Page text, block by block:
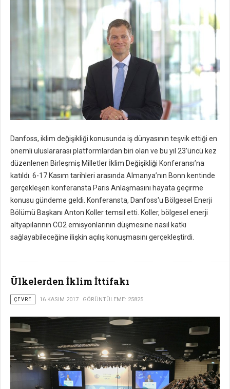
Danfoss, iklim değişikliği konusunda iş dünyasının teşvik ettiği en
önemli uluslararası platformlardan biri olan ve bu yıl 23’üncü kez
düzenlenen Birleşmiş Milletler İklim Değişikliği Konferansı’na
katıldı. 6-17 Kasım tarihleri arasında Almanya’nın Bonn kentinde
gerçekleşen konferansta Paris Anlaşmasını hayata geçirme
konusu gündeme geldi. Konferansta, Danfoss'u Bölgesel Enerji
Bölümü Başkanı Anton Koller temsil etti. Koller, bölgesel enerji
altyapılarının CO2 emisyonlarının düşmesine nasıl katkı
sağlayabileceğine ilişkin açılış konuşmasını gerçekleştirdi.
Ülkelerden İklim İttifakı
ÇEVRE 16 KASIM 2017 GÖRÜNTÜLEME: 25825